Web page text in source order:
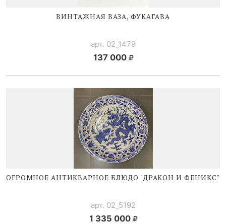
ВИНТАЖНАЯ ВАЗА, ФУКАГАВА
арт. 02_1479
137 000
ОГРОМНОЕ АНТИКВАРНОЕ БЛЮДО "ДРАКОН И ФЕНИКС"
арт. 02_5192
1 335 000